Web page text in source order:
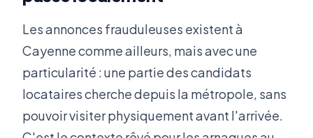
Les annonces frauduleuses existent à
Cayenne comme ailleurs, mais avec une
particularité : une partie des candidats
locataires cherche depuis la métropole, sans
pouvoir visiter physiquement avant l'arrivée.